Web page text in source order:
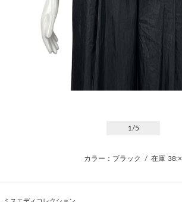
1 /5
カラー：ブラック / 在庫 38:×